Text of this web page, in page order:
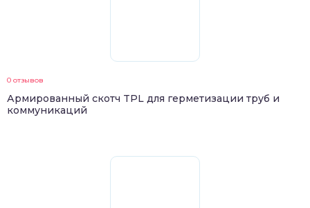
0 отзывов
Армированный скотч TPL для герметизации труб и
коммуникаций